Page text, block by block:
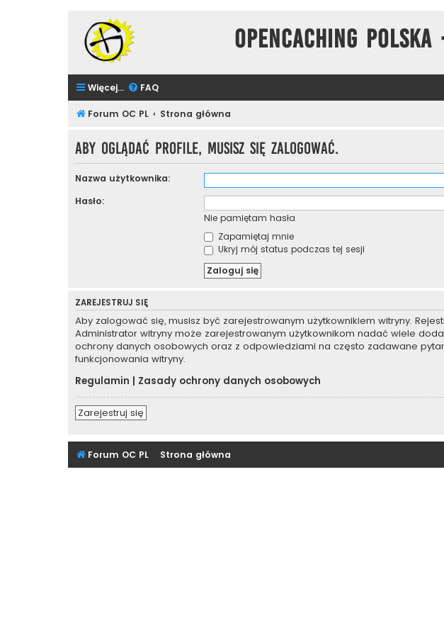
Opencaching Polska
Więcej… FAQ
Forum OC PL Strona główna
Aby oglądać profile, musisz się zalogować.
Nazwa użytkownika:
Hasło:
Nie pamiętam hasła
Zapamiętaj mnie
Ukryj mój status podczas tej sesji
ZAREJESTRUJ SIĘ
Aby zalogować się, musisz być zarejestrowanym użytkownikiem witryny.
Administrator witryny może zarejestrowanym użytkownikom nadać wiele
ochrony danych osobowych oraz z odpowiedziami na często zadawane
funkcjonowania witryny.
Regulamin
Zasady ochrony danych osobowych
Zarejestruj się
Forum OC PL Strona główna